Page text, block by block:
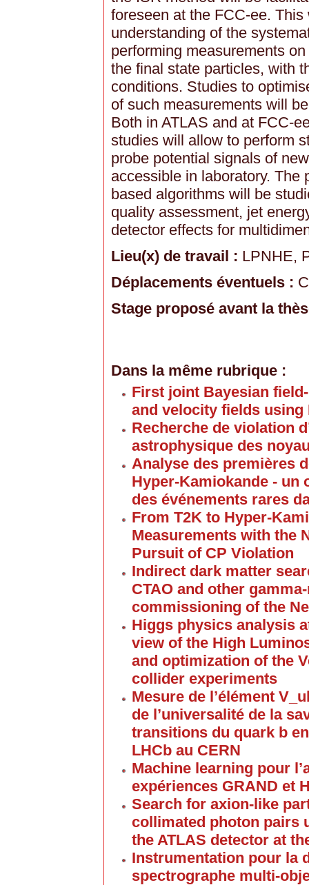
foreseen at the FCC-ee.
understanding of the
performing measurements
the final state particles, with
conditions. Studies to
of such measurements will
Both in ATLAS and at FCC-
studies will allow to perform
probe potential signals of
accessible in laboratory. The
based algorithms will be
quality assessment, jet
detector effects for
Lieu(x) de travail : LPNHE,
Déplacements éventuels :
Stage proposé avant la
Dans la même rubrique :
First joint Bayesian
and velocity fields using
Recherche de violation
astrophysique des
Analyse des premières
Hyper-Kamiokande - un
des événements rares
From T2K to Hyper-
Measurements with the
Pursuit of CP Violation
Indirect dark matter
CTAO and other
commissioning of the
Higgs physics analysis
view of the High
and optimization of the
collider experiments
Mesure de l’élément
de l’universalité de la
transitions du quark b
LHCb au CERN
Machine learning pour
expériences GRAND et
Search for axion-like
collimated photon pairs
the ATLAS detector at
Instrumentation pour la
spectrographe multi-